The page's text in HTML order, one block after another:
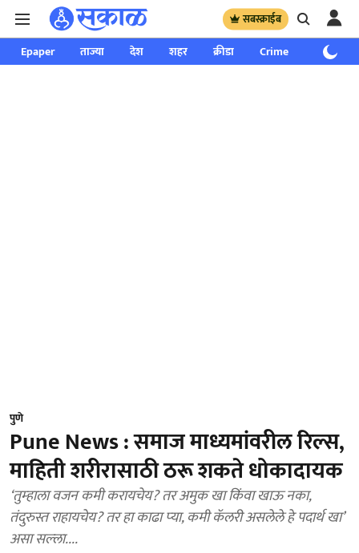
सबस्क्राईब
Epaper ताज्या देश शहर क्रीडा Crime साप्ताहिक
पुणे
Pune News : समाज माध्यमांवरील रिल्स,
माहिती शरीरासाठी ठरू शकते धोकादायक
‘तुम्‍हाला वजन कमी करायचेय? तर अमुक खा किंवा खाऊ नका,
तंदुरुस्त राहायचेय? तर हा काढा प्‍या, कमी कॅलरी असलेले हे पदार्थ खा’
असा सल्‍ला....